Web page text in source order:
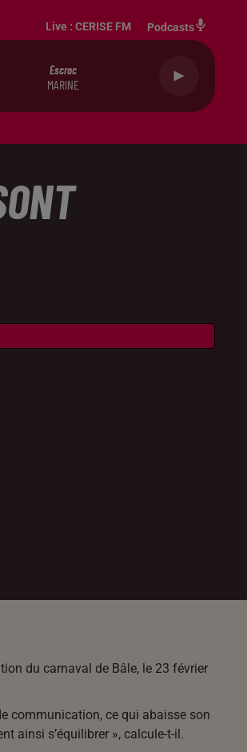
Live : CERISE FM Podcasts
Escroc
MARINE
du carnaval de Bâle, le 23 février
communication, ce qui abaisse son
ainsi s’équilibrer », calcule-t-il.